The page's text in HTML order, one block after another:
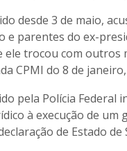
desde 3 de maio,
e parentes do ex-
ele trocou com
CPMI do 8 de
pela Polícia
à execução de
de Estado